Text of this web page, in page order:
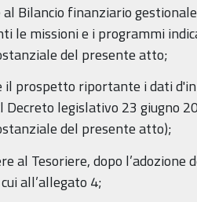
Bilancio finanziario
le missioni e i programmi
del presente atto;
il prospetto riportante i dati
Decreto legislativo 23 giugno
del presente atto);
al Tesoriere, dopo
all’allegato 4;